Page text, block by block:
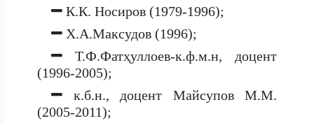
К.К. Носиров (1979-1996);
Х.А.Максудов (1996);
Т.Ф.Фатҳуллоев-к.ф.м.н, доцент
(1996-2005);
к.б.н., доцент Майсупов М.М.
(2005-2011);